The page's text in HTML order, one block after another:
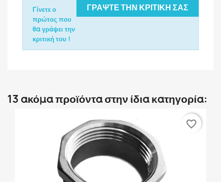
ΓΡΆΨΤΕ ΤΗΝ ΚΡΙΤΙΚΉ ΣΑΣ
Γίνετε ο
πρώτος που
θα γράψει την
κριτική του !
13 ακόμα προϊόντα στην ίδια κατηγορία:
favorite_border